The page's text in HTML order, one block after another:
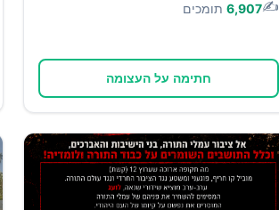
✍️
6,907 תומכים
חתימה על העצומה